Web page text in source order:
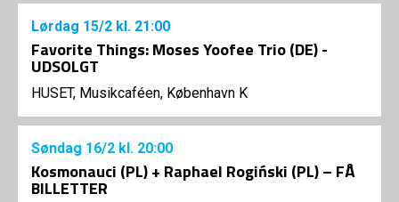
Lørdag 15/2 kl. 21:00
Favorite Things: Moses Yoofee Trio (DE) -
UDSOLGT
HUSET, Musikcaféen, København K
Søndag 16/2 kl. 20:00
Kosmonauci (PL) + Raphael Rogiński (PL) – FÅ
BILLETTER